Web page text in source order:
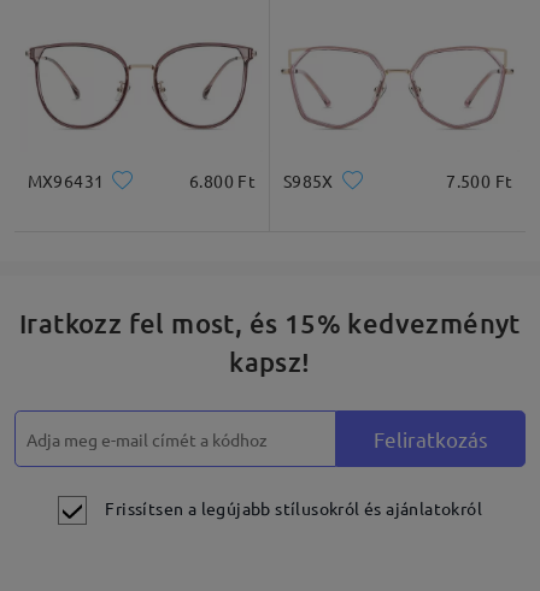
Négyzet Kerek Gyémánt Ovális
Termékleírás
MX96431 6.800 Ft S985X 7.500 Ft
Iratkozz fel most, és 15% kedvezményt
kapsz!
Feliratkozás
Frissítsen a legújabb stílusokról és ajánlatokról